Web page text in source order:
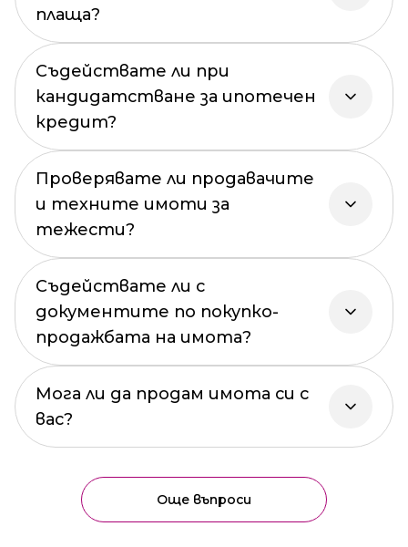
плаща?
Съдействате ли при
кандидатстване за ипотечен
кредит?
Проверявате ли продавачите
и техните имоти за
тежести?
Съдействате ли с
документите по покупко-
продажбата на имота?
Мога ли да продам имота си с
вас?
Още въпроси